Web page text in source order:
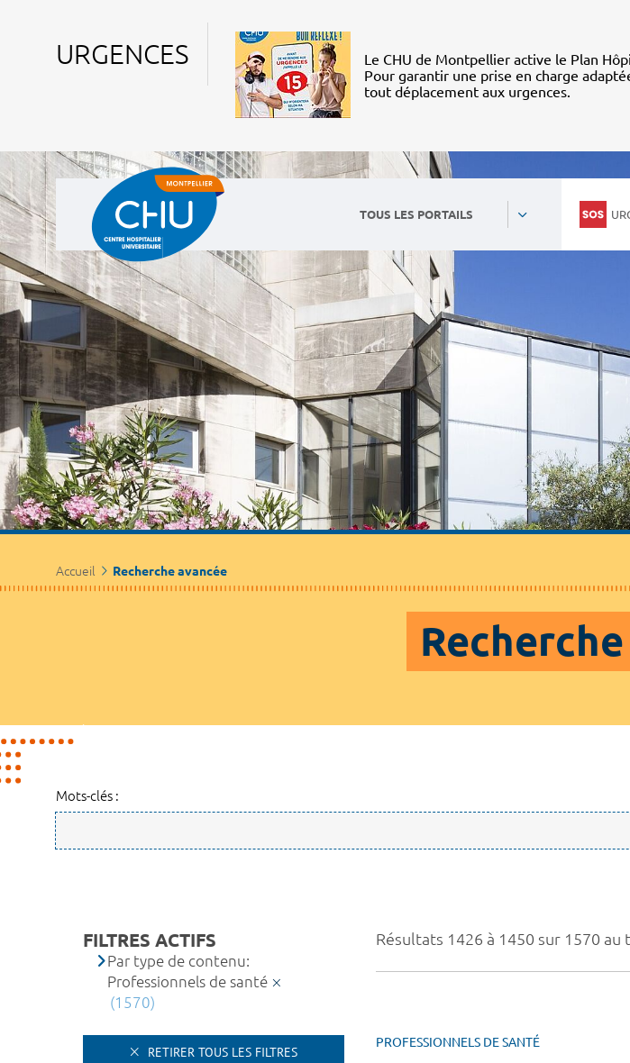
URGENCES
Le CHU de Montpellier active le Plan
Pour garantir une prise en charge
tout déplacement aux urgences.
TOUS LES PORTAILS
Accueil Recherche avancée
Mots-clés :
Résultats 1426 à 1450 sur 1570 au
PROFESSIONNELS DE SANTÉ
FILTRES ACTIFS
Par type de contenu:
Professionnels de santé
(1570)
RETIRER TOUS LES FILTRES